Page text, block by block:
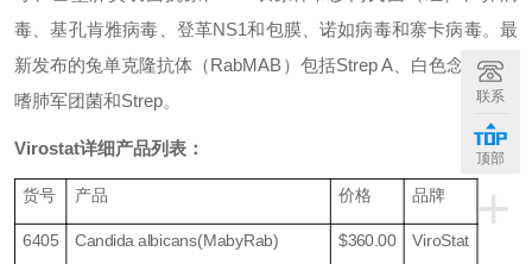
毒、基孔肯雅病毒、登革NS1和包膜、诺如病毒和寨卡病毒。最
新发布的兔单克隆抗体（RabMAB）包括Strep A、白色念珠菌、
嗜肺军团菌和Strep。
Virostat详细产品列表：
+
货号 产品 价格 品牌
6405 Candida albicans(MabyRab) $360.00 ViroStat
联系
顶部